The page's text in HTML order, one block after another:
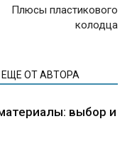
Плюсы пластикового
колодца
ЕЩЕ ОТ АВТОРА
выбор и